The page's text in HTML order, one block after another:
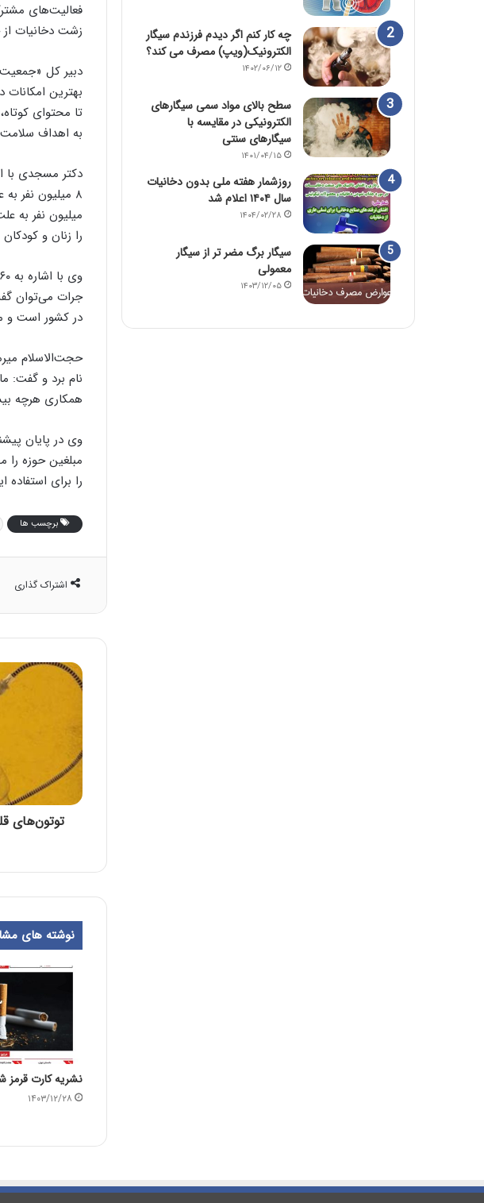
فعالیت‌های
زشت دخانیات
دبیر کل
بهترین امکانات
تا محتوای
به اهداف
دکتر مسجدی با
میلیون نفر به
را زنان و
در کشور است و
حجت‌الاسلام
نام برد و گفت:
همکاری هرچه
وی در پایان
مبلغین حوزه را
را برای
برچسب ها
اشتراک گذاری
توتون‌های
نوشته های
نشریه کارت قرمز
۱۴۰۳/۱۲/۲۸
چه کار کنم اگر دیدم فرزندم سیگار
الکترونیک(ویپ) مصرف می کند؟
۱۴۰۲/۰۶/۱۲
سطح بالای مواد سمی سیگارهای
الکترونیکی در مقایسه با
سیگارهای سنتی
۱۴۰۱/۰۴/۱۵
روزشمار هفته ملی بدون دخانیات
سال ۱۴۰۴ اعلام شد
۱۴۰۴/۰۲/۲۸
سیگار برگ مضر تر از سیگار
معمولی
۱۴۰۳/۱۲/۰۵